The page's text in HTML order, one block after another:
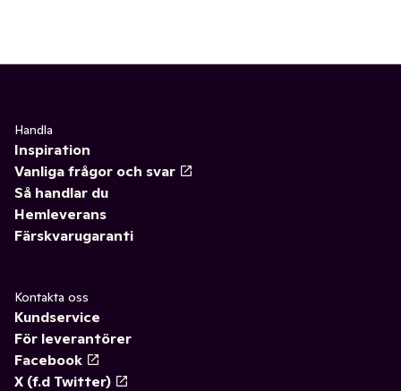
Handla
Inspiration
Vanliga frågor och svar
Så handlar du
Hemleverans
Färskvarugaranti
Kontakta oss
Kundservice
För leverantörer
Facebook
X (f.d Twitter)